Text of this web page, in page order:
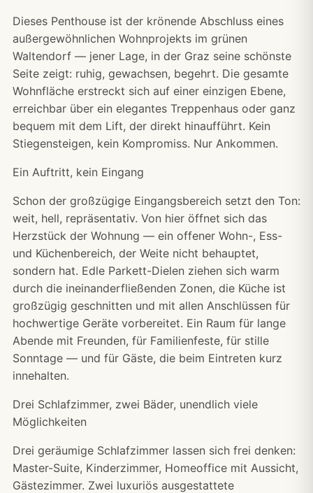
Dieses Penthouse ist der krönende Abschluss eines
außergewöhnlichen Wohnprojekts im grünen
Waltendorf — jener Lage, in der Graz seine schönste
Seite zeigt: ruhig, gewachsen, begehrt. Die gesamte
Wohnfläche erstreckt sich auf einer einzigen Ebene,
erreichbar über ein elegantes Treppenhaus oder ganz
bequem mit dem Lift, der direkt hinaufführt. Kein
Stiegensteigen, kein Kompromiss. Nur Ankommen.
Ein Auftritt, kein Eingang
Schon der großzügige Eingangsbereich setzt den Ton:
weit, hell, repräsentativ. Von hier öffnet sich das
Herzstück der Wohnung — ein offener Wohn-, Ess-
und Küchenbereich, der Weite nicht behauptet,
sondern hat. Edle Parkett-Dielen ziehen sich warm
durch die ineinanderfließenden Zonen, die Küche ist
großzügig geschnitten und mit allen Anschlüssen für
hochwertige Geräte vorbereitet. Ein Raum für lange
Abende mit Freunden, für Familienfeste, für stille
Sonntage — und für Gäste, die beim Eintreten kurz
innehalten.
Drei Schlafzimmer, zwei Bäder, unendlich viele
Möglichkeiten
Drei geräumige Schlafzimmer lassen sich frei denken:
Master-Suite, Kinderzimmer, Homeoffice mit Aussicht,
Gästezimmer. Zwei luxuriös ausgestattete